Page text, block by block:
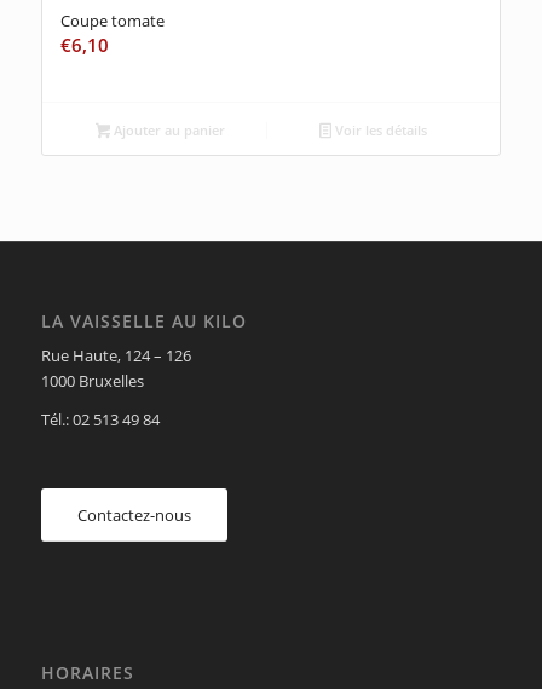
Coupe tomate
€6,10
Ajouter au panier Voir les détails
LA VAISSELLE AU KILO
Rue Haute, 124 – 126
1000 Bruxelles
Tél.: 02 513 49 84
Contactez-nous
HORAIRES